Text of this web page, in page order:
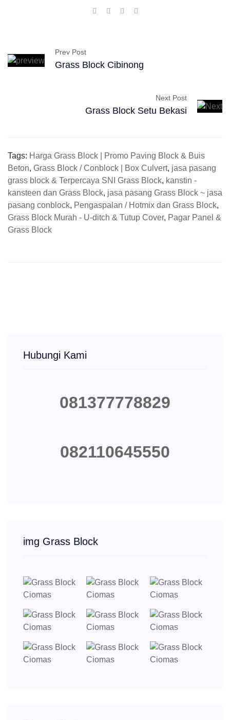
Prev Post
Grass Block Cibinong
Next Post
Grass Block Setu Bekasi
Tags: Harga Grass Block | Promo Paving Block & Buis
Beton, Grass Block / Conblock | Box Culvert, jasa pasang
grass block & Terpercaya SNI Grass Block, kanstin -
kansteen dan Grass Block, jasa pasang Grass Block ~ jasa
pasang conblock, Pengaspalan / Hotmix dan Grass Block,
Grass Block Murah - U-ditch & Tutup Cover, Pagar Panel &
Grass Block
Hubungi Kami
081377778829
082110645550
img Grass Block